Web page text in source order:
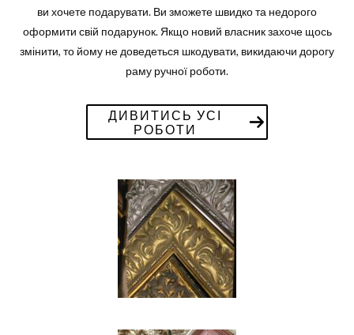
ви хочете подарувати. Ви зможете швидко та недорого
оформити свій подарунок. Якщо новий власник захоче щось
змінити, то йому не доведеться шкодувати, викидаючи дорогу
раму ручної роботи.
ДИВИТИСЬ УСІ
РОБОТИ